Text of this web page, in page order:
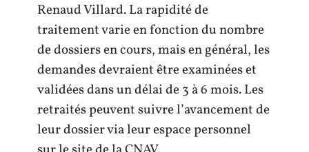
Renaud Villard. La rapidité de
traitement varie en fonction du nombre
de dossiers en cours, mais en général, les
demandes devraient être examinées et
validées dans un délai de 3 à 6 mois. Les
retraités peuvent suivre l’avancement de
leur dossier via leur espace personnel